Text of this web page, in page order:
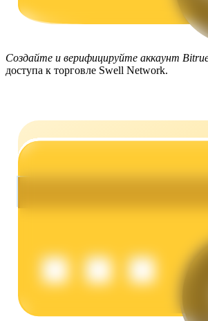
Заработок
Получайте конкурентные награды
Создайте и верифицируйте аккаунт
доступа к торговле Swell Network.